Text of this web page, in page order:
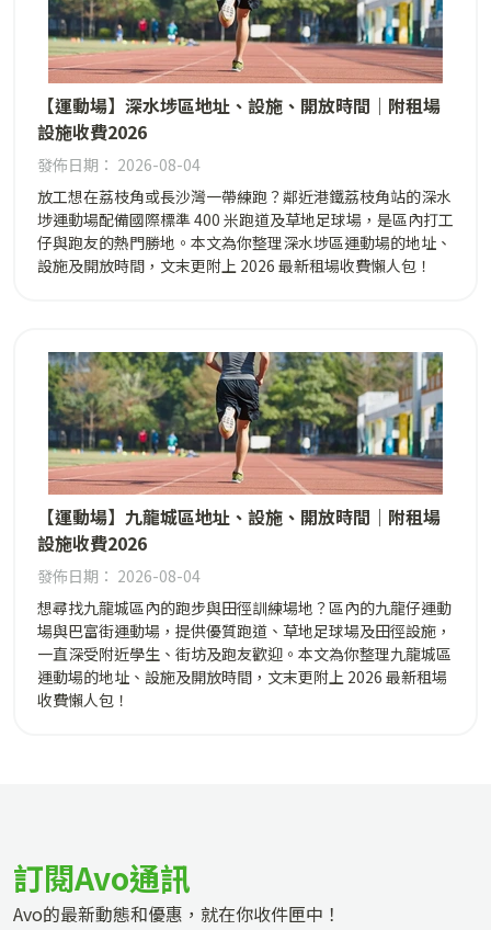
【運動場】深水埗區地址、設施、開放時間｜附租場
設施收費2026
發佈日期： 2026-08-04
放工想在荔枝角或長沙灣一帶練跑？鄰近港鐵荔枝角站的深水
埗運動場配備國際標準 400 米跑道及草地足球場，是區內打工
仔與跑友的熱門勝地。本文為你整理深水埗區運動場的地址、
設施及開放時間，文末更附上 2026 最新租場收費懶人包！
【運動場】九龍城區地址、設施、開放時間｜附租場
設施收費2026
發佈日期： 2026-08-04
想尋找九龍城區內的跑步與田徑訓練場地？區內的九龍仔運動
場與巴富街運動場，提供優質跑道、草地足球場及田徑設施，
一直深受附近學生、街坊及跑友歡迎。本文為你整理九龍城區
運動場的地址、設施及開放時間，文末更附上 2026 最新租場
收費懶人包！
訂閱Avo通訊
Avo的最新動態和優惠，就在你收件匣中！